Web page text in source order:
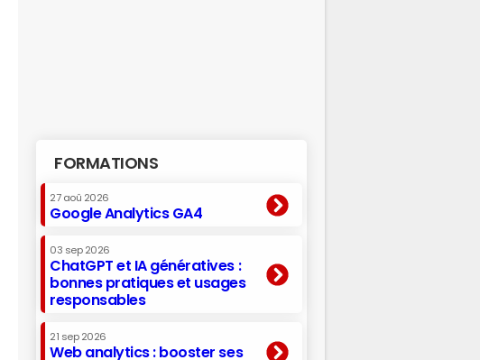
FORMATIONS
27 aoû 2026
Google Analytics GA4
03 sep 2026
ChatGPT et IA génératives :
bonnes pratiques et usages
responsables
21 sep 2026
Web analytics : booster ses